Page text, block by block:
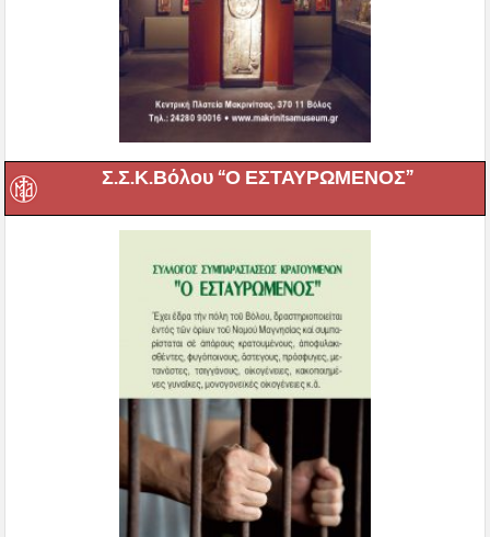
Σ.Σ.Κ.Βόλου “Ο ΕΣΤΑΥΡΩΜΕΝΟΣ”